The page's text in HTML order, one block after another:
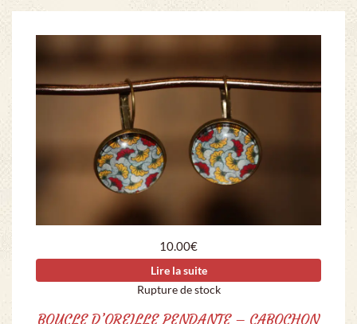
10.00€
Lire la suite
Rupture de stock
BOUCLE D’OREILLE PENDANTE – CABOCHON